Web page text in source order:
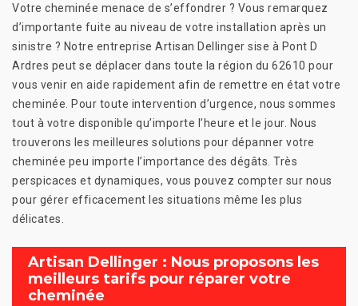
Votre cheminée menace de s’effondrer ? Vous remarquez
d’importante fuite au niveau de votre installation après un
sinistre ? Notre entreprise Artisan Dellinger sise à Pont D
Ardres peut se déplacer dans toute la région du 62610 pour
vous venir en aide rapidement afin de remettre en état votre
cheminée. Pour toute intervention d’urgence, nous sommes
tout à votre disponible qu’importe l’heure et le jour. Nous
trouverons les meilleures solutions pour dépanner votre
cheminée peu importe l’importance des dégâts. Très
perspicaces et dynamiques, vous pouvez compter sur nous
pour gérer efficacement les situations même les plus
délicates.
Artisan Dellinger : Nous proposons les
meilleurs tarifs pour réparer votre
cheminée